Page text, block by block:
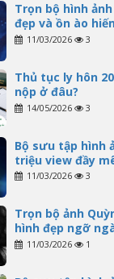
Trọn bộ hình
đẹp và ồn ào
11/03/2026 3
Thủ tục ly hôn
nộp ở đâu?
14/05/2026 3
Bộ sưu tập hình
triệu view đầy
11/03/2026 3
Trọn bộ ảnh
hình đẹp ngỡ
11/03/2026 1